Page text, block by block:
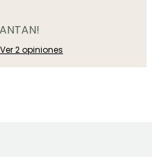
Ver 2 opiniones